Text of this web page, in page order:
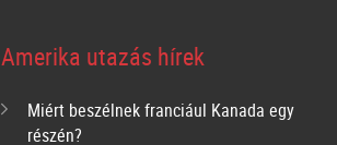
Amerika utazás hírek
Miért beszélnek franciául Kanada egy
részén?